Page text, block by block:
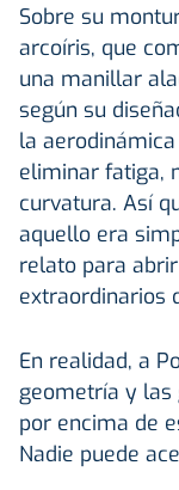
Sobre su
arcoíris, que
una manillar
según su
la
eliminar fatiga,
curvatura. Así
aquello era
relato para
extraordinarios
En realidad, a
geometría y las
por encima de
Nadie puede